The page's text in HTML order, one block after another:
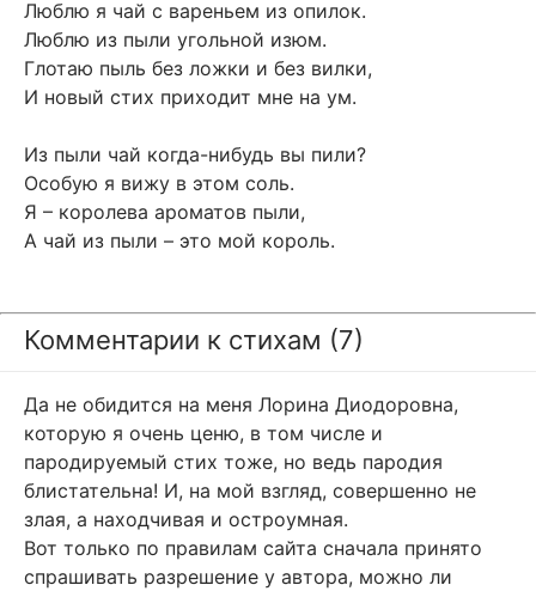
Люблю я чай с вареньем из опилок.
Люблю из пыли угольной изюм.
Глотаю пыль без ложки и без вилки,
И новый стих приходит мне на ум.
Из пыли чай когда-нибудь вы пили?
Особую я вижу в этом соль.
Я – королева ароматов пыли,
А чай из пыли – это мой король.
Комментарии к стихам (7)
Да не обидится на меня Лорина Диодоровна,
которую я очень ценю, в том числе и
пародируемый стих тоже, но ведь пародия
блистательна! И, на мой взгляд, совершенно не
злая, а находчивая и остроумная.
Вот только по правилам сайта сначала принято
спрашивать разрешение у автора, можно ли